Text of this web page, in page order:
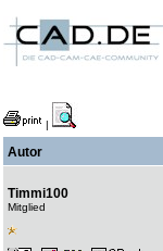
|
Autor
Timmi100
Mitglied